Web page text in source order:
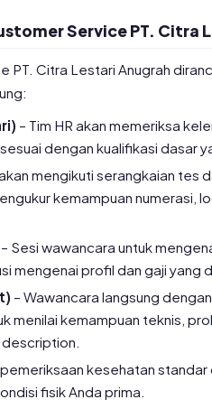
Service PT. Citra
PT. Citra Lestari Anugrah
– Tim HR akan memeriksa
dengan kualifikasi dasar
mengikuti serangkaian tes
kemampuan numerasi,
– Sesi wawancara untuk
mengenai profil dan gaji yang
– Wawancara langsung
menilai kemampuan teknis,
kesehatan standar
fisik Anda prima.